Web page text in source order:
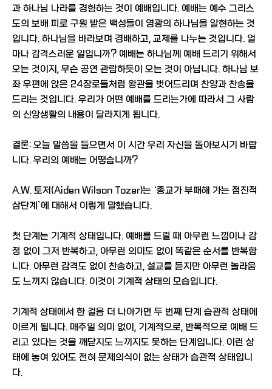
과 하나님 나라를 경험하는 것이 예배입니다. 예배는 예수 그리스
도의 보배 피로 구원 받은 백성들이 영광의 하나님을 알현하는 것
입니다. 하나님을 바라보며 경배하고, 교제를 나누는 것입니다. 얼
마나 감격스러운 일입니까? 예배는 하나님께 예배 드리기 위해서
오는 것이지, 무슨 공연 관람하듯이 오는 것이 아닙니다. 하나님 보
좌 우편에 앉은 24장로들처럼 왕관을 벗어드리며 찬양과 찬송을
드리는 것입니다. 우리가 어떤 예배를 드리는가에 따라서 그 사람
의 신앙생활의 내용이 달라지게 됩니다.
결론: 오늘 말씀을 들으면서 이 시간 우리 자신을 돌아보시기 바랍
니다. 우리의 예배는 어떻습니까?
A.W. 토저(Aiden Wilson Tozer)는 ‘종교가 부패해 가는 점진적
삼단계’에 대해서 이렇게 말했습니다.
첫 단계는 기계적 상태입니다. 예배를 드릴 때 아무런 느낌이나 감
정 없이 그저 반복하고, 아무런 의미도 없이 똑같은 순서를 반복합
니다. 아무런 감격도 없이 찬송하고, 설교를 듣지만 아무런 놀라움
도 느끼지 않습니다. 이것이 기계적 상태의 모습입니다.
기계적 상태에서 한 걸음 더 나아가면 두 번째 단계 습관적 상태에
이르게 됩니다. 매주일 의미 없이, 기계적으로, 반복적으로 예배 드
리고 있다는 것을 깨닫지도 느끼지도 못하는 단계입니다. 이런 상
태에 놓여 있어도 전혀 문제의식이 없는 상태가 습관적 상태입니
다.